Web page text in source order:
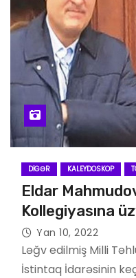
DIGƏR KALEYDOSKOP
Eldar
Kollegiyasına
Yan 10, 2022
Ləğv edilmiş Milli
İstintaq İdarəsinin